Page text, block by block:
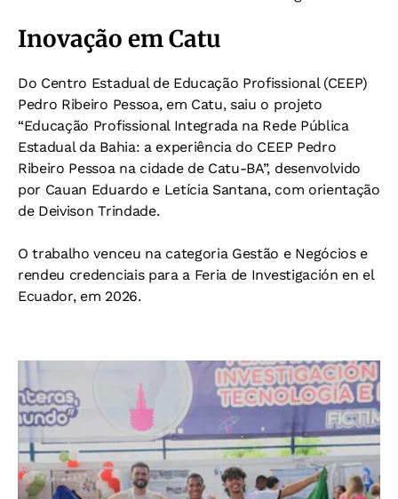
Inovação em Catu
Do Centro Estadual de Educação Profissional (CEEP)
Pedro Ribeiro Pessoa, em Catu, saiu o projeto
“Educação Profissional Integrada na Rede Pública
Estadual da Bahia: a experiência do CEEP Pedro
Ribeiro Pessoa na cidade de Catu-BA”, desenvolvido
por Cauan Eduardo e Letícia Santana, com orientação
de Deivison Trindade.
O trabalho venceu na categoria Gestão e Negócios e
rendeu credenciais para a Feria de Investigación en el
Ecuador, em 2026.